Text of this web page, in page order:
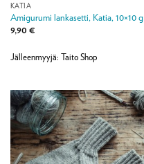
KATIA
Amigurumi lankasetti, Katia, 10×10 g
9,90 €
Jälleenmyyjä: Taito Shop